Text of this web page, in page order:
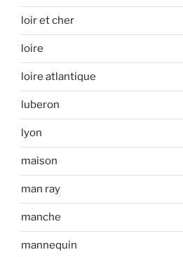
loir et cher
loire
loire atlantique
luberon
lyon
maison
man ray
manche
mannequin